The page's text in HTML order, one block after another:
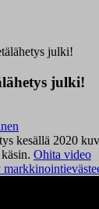
julki!
julki!
kesällä 2020
Ohita video